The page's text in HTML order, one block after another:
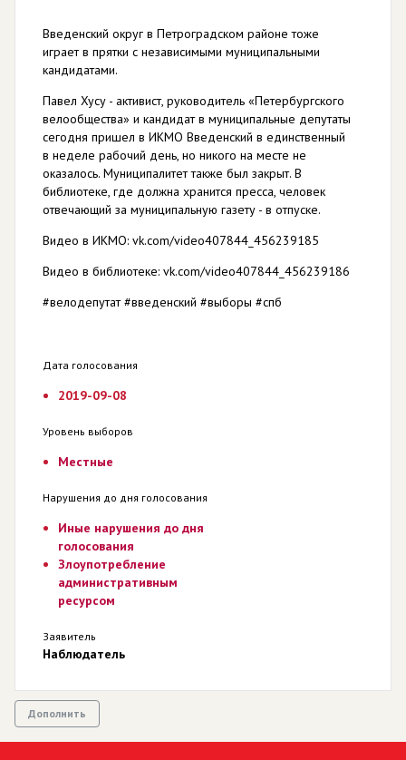
Введенский округ в Петроградском районе тоже
играет в прятки с независимыми муниципальными
кандидатами.
Павел Хусу - активист, руководитель «Петербургского
велообщества» и кандидат в муниципальные депутаты
сегодня пришел в ИКМО Введенский в единственный
в неделе рабочий день, но никого на месте не
оказалось. Муниципалитет также был закрыт. В
библиотеке, где должна хранится пресса, человек
отвечающий за муниципальную газету - в отпуске.
Видео в ИКМО: vk.com/video407844_456239185
Видео в библиотеке: vk.com/video407844_456239186
#велодепутат #введенский #выборы #спб
Дата голосования
2019-09-08
Уровень выборов
Местные
Нарушения до дня голосования
Иные нарушения до дня
голосования
Злоупотребление
административным
ресурсом
Заявитель
Наблюдатель
Дополнить